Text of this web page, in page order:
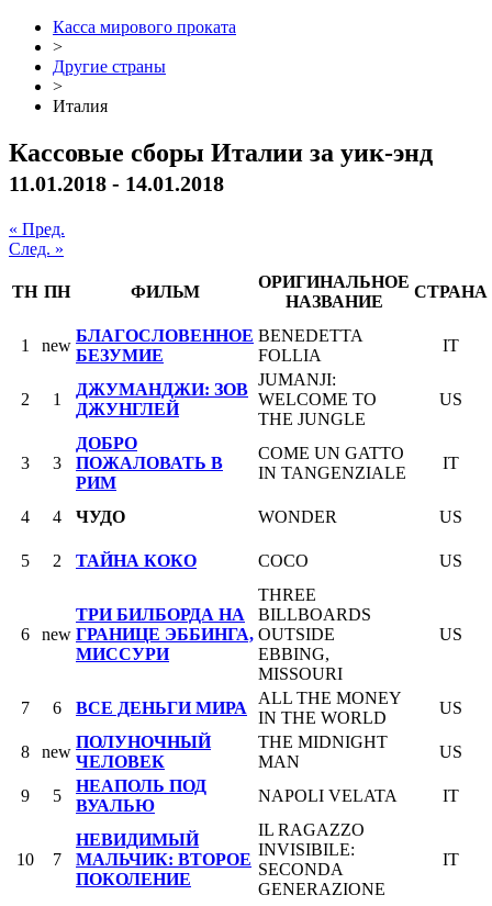
Касса мирового проката
>
Другие страны
>
Италия
Кассовые сборы Италии за уик-энд
11.01.2018 - 14.01.2018
« Пред.
След. »
ТН ПН ФИЛЬМ
ОРИГИНАЛЬНОЕ
НАЗВАНИЕ
СТРАНА
1 new
БЛАГОСЛОВЕННОЕ
БЕЗУМИЕ
BENEDETTA
FOLLIA
IT
2 1
ДЖУМАНДЖИ: ЗОВ
ДЖУНГЛЕЙ
JUMANJI:
WELCOME TO
THE JUNGLE
US
3 3
ДОБРО
ПОЖАЛОВАТЬ В
РИМ
COME UN GATTO
IN TANGENZIALE
IT
4 4 ЧУДO WONDER US
5 2 ТАЙНА КОКО COCO US
6 new
ТРИ БИЛБОРДА НА
ГРАНИЦЕ ЭББИНГА,
МИССУРИ
THREE
BILLBOARDS
OUTSIDE
EBBING,
MISSOURI
US
7 6 ВСЕ ДЕНЬГИ МИРА
ALL THE MONEY
IN THE WORLD
US
8 new
ПОЛУНОЧНЫЙ
ЧЕЛОВЕК
THE MIDNIGHT
MAN
US
9 5
НЕАПОЛЬ ПОД
ВУАЛЬЮ
NAPOLI VELATA IT
10 7
НЕВИДИМЫЙ
МАЛЬЧИК: ВТОРОЕ
ПОКОЛЕНИЕ
IL RAGAZZO
INVISIBILE:
SECONDA
GENERAZIONE
IT